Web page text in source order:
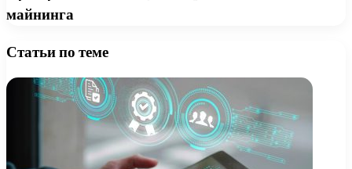
майнинга
Статьи по теме